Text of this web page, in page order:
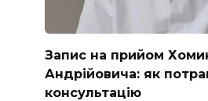
Запис на прийом
Андрійовича: як
консультацію